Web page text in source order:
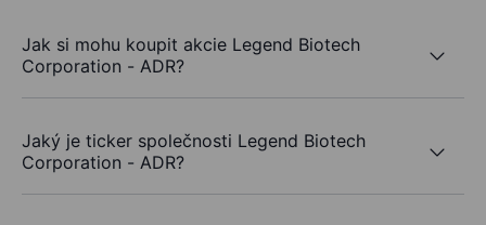
Jak si mohu koupit akcie Legend Biotech
Corporation - ADR?
Jaký je ticker společnosti Legend Biotech
Corporation - ADR?